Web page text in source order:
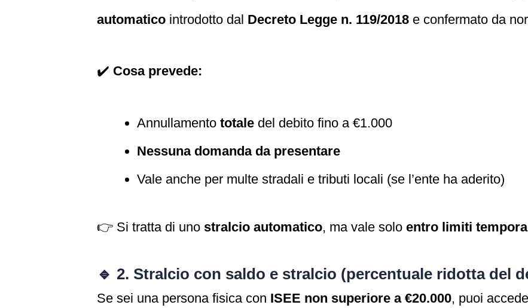
automatico introdotto dal Decreto Legge n. 119/2018 e confermato da
✔️ Cosa prevede:
Annullamentototale del debito fino a €1.000
Nessuna domanda da presentare
Vale anche per multe stradali e tributi locali (se l’ente ha aderito)
👉 Si tratta di uno stralcio automatico, ma vale solo entro limiti
🔹 2. Stralcio con saldo e stralcio (percentuale ridotta del
Se sei una persona fisica con ISEE non superiore a €20.000, puoi